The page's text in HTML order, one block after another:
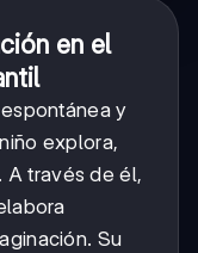
en el
y
explora,
A través de él,
Su